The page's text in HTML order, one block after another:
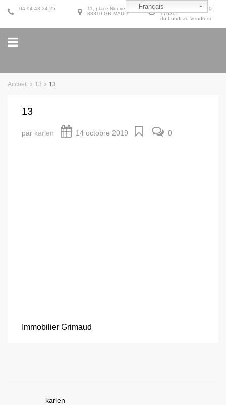
9h30-12h30 et 14h30-
17h30
du Lundi au Vendredi
11, place Neuve
83310 GRIMAUD
04 94 43 24 25
Accueil 13 13
13
par karlen 14 octobre 2019 0
Immobilier Grimaud
karlen
Français